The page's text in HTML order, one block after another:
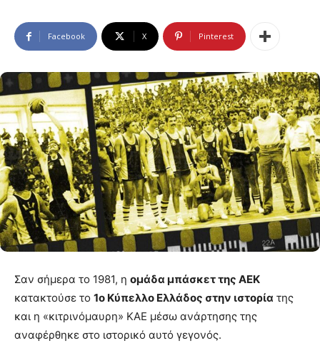
Facebook X Pinterest
Σαν σήμερα το 1981, η ομάδα μπάσκετ της ΑΕΚ
κατακτούσε το 1ο Κύπελλο Ελλάδος στην ιστορία της
και η «κιτρινόμαυρη» ΚΑΕ μέσω ανάρτησης της
αναφέρθηκε στο ιστορικό αυτό γεγονός.